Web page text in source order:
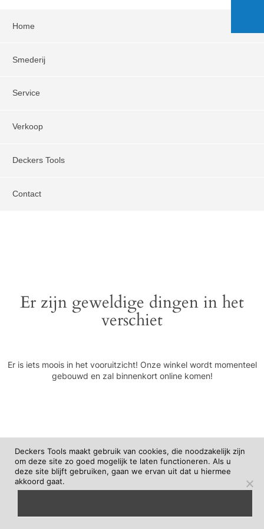
Home
Smederij
Service
Verkoop
Deckers Tools
Contact
Er zijn geweldige dingen in het
verschiet
Er is iets moois in het vooruitzicht! Onze winkel wordt momenteel
gebouwd en zal binnenkort online komen!
Deckers Tools maakt gebruik van cookies, die noodzakelijk zijn
om deze site zo goed mogelijk te laten functioneren. Als u
deze site blijft gebruiken, gaan we ervan uit dat u hiermee
akkoord gaat.